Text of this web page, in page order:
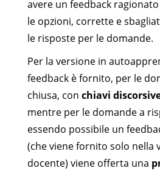
avere un feedback
le opzioni, corrette e
le risposte per le domande.
Per la versione in
feedback è fornito, per le
chiusa, con chiavi
mentre per le domande a
essendo possibile un
(che viene fornito solo nella
docente) viene offerta una